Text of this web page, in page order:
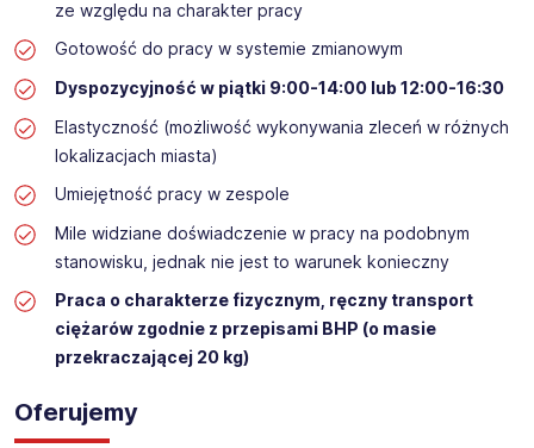
ze względu na charakter pracy
Gotowość do pracy w systemie zmianowym
Dyspozycyjność w piątki 9:00-14:00 lub 12:00-16:30
Elastyczność (możliwość wykonywania zleceń w różnych
lokalizacjach miasta)
Umiejętność pracy w zespole
Mile widziane doświadczenie w pracy na podobnym
stanowisku, jednak nie jest to warunek konieczny
Praca o charakterze fizycznym, ręczny transport
ciężarów zgodnie z przepisami BHP (o masie
przekraczającej 20 kg)
Oferujemy